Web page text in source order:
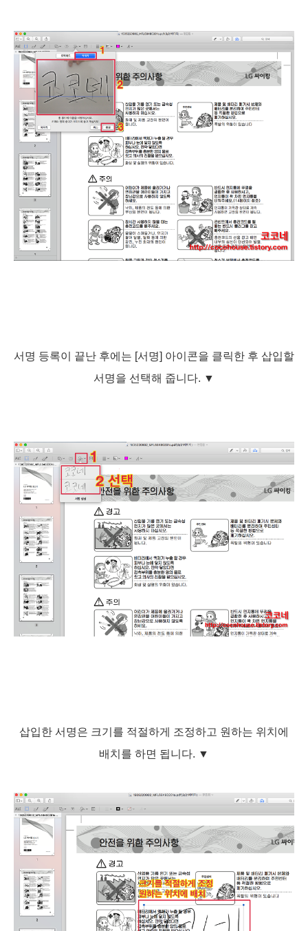
서명 등록이 끝난 후에는 [서명] 아이콘을 클릭한 후 삽입할
서명을 선택해 줍니다. ▼
삽입한 서명은 크기를 적절하게 조정하고 원하는 위치에
배치를 하면 됩니다. ▼